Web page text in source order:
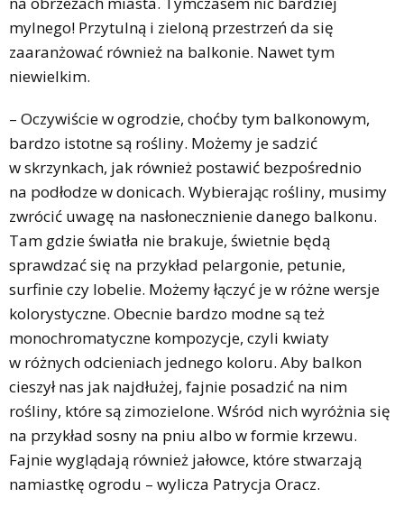
mylnego! Przytulną i zieloną przestrzeń da się
zaaranżować również na balkonie. Nawet tym
niewielkim.
– Oczywiście w ogrodzie, choćby tym balkonowym,
bardzo istotne są rośliny. Możemy je sadzić
w skrzynkach, jak również postawić bezpośrednio
na podłodze w donicach. Wybierając rośliny, musimy
zwrócić uwagę na nasłonecznienie danego balkonu.
Tam gdzie światła nie brakuje, świetnie będą
sprawdzać się na przykład pelargonie, petunie,
surfinie czy lobelie. Możemy łączyć je w różne wersje
kolorystyczne. Obecnie bardzo modne są też
monochromatyczne kompozycje, czyli kwiaty
w różnych odcieniach jednego koloru. Aby balkon
cieszył nas jak najdłużej, fajnie posadzić na nim
rośliny, które są zimozielone. Wśród nich wyróżnia się
na przykład sosny na pniu albo w formie krzewu.
Fajnie wyglądają również jałowce, które stwarzają
namiastkę ogrodu – wylicza Patrycja Oracz.